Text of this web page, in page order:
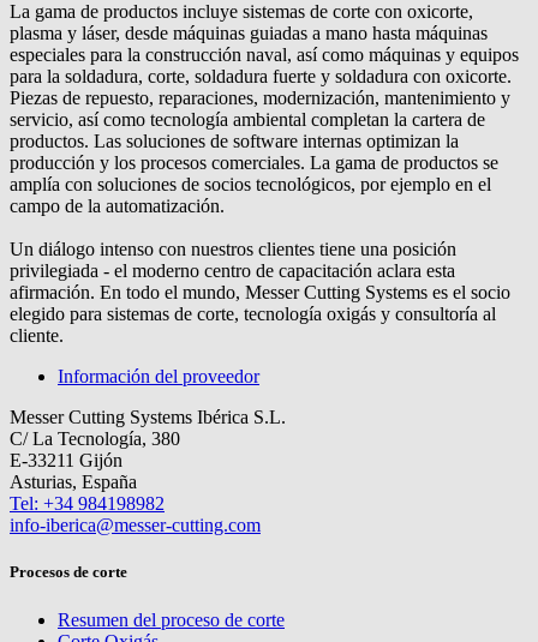
La gama de productos incluye sistemas de corte con oxicorte,
plasma y láser, desde máquinas guiadas a mano hasta máquinas
especiales para la construcción naval, así como máquinas y equipos
para la soldadura, corte, soldadura fuerte y soldadura con oxicorte.
Piezas de repuesto, reparaciones, modernización, mantenimiento y
servicio, así como tecnología ambiental completan la cartera de
productos. Las soluciones de software internas optimizan la
producción y los procesos comerciales. La gama de productos se
amplía con soluciones de socios tecnológicos, por ejemplo en el
campo de la automatización.
Un diálogo intenso con nuestros clientes tiene una posición
privilegiada - el moderno centro de capacitación aclara esta
afirmación. En todo el mundo, Messer Cutting Systems es el socio
elegido para sistemas de corte, tecnología oxigás y consultoría al
cliente.
Información del proveedor
Messer Cutting Systems Ibérica S.L.
C/ La Tecnología, 380
E-33211 Gijón
Asturias, España
Tel: +34 984198982
info-iberica@messer-cutting.com
Procesos de corte
Resumen del proceso de corte